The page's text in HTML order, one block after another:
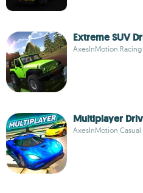
Extreme SUV
AxesInMotion Racing
Multiplayer
AxesInMotion Casual